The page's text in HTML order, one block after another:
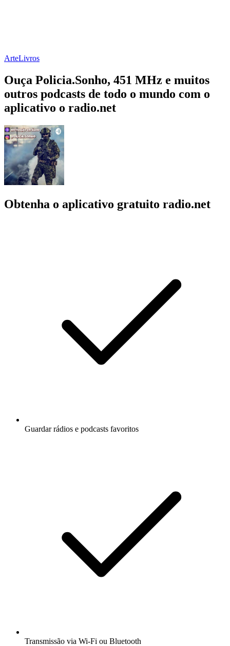
ArteLivros
Ouça Policia.Sonho, 451 MHz e muitos
outros podcasts de todo o mundo com o
aplicativo o radio.net
Obtenha o aplicativo gratuito radio.net
Guardar rádios e podcasts favoritos
Transmissão via Wi-Fi ou Bluetooth